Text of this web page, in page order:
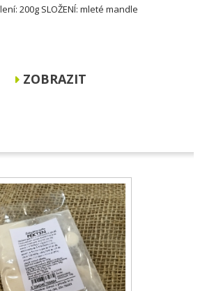
200g SLOŽENÍ: mleté mandle
ZOBRAZIT